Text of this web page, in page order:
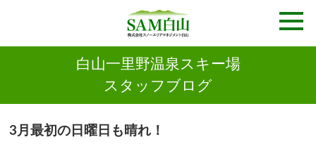
白山一里野温泉スキー場
スタッフブログ
3月最初の日曜日も晴れ！